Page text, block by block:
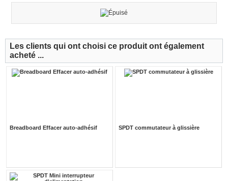
Les clients qui ont choisi ce produit ont également
acheté ...
Breadboard Effacer auto-adhésif SPDT commutateur à glissière